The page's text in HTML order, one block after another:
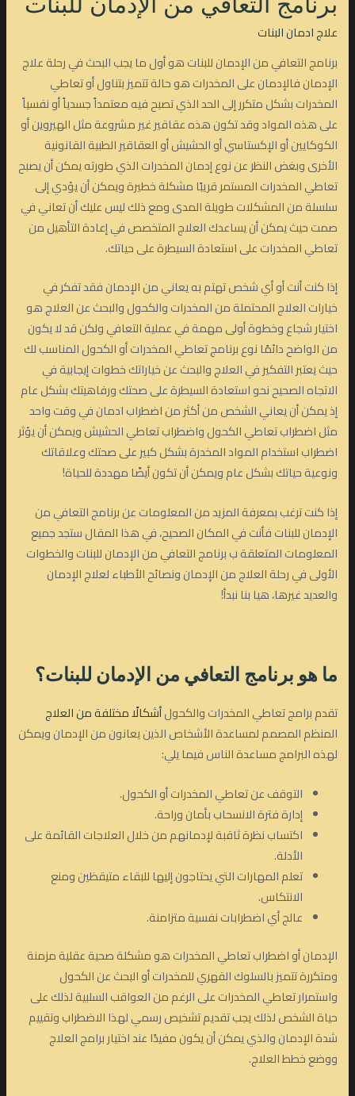
علاج ادمان البنات
برنامج التعافي من الإدمان للبنات هو أول ما يجب البحث في رحلة علاج
الإدمان فالإدمان على المخدرات هو حالة تتميز بتناول أو تعاطي
المخدرات بشكل متكرر إلى الحد الذي تصبح فيه معتمداً جسدياً أو نفسياً
على هذه المواد وقد تكون هذه عقاقير غير مشروعة مثل الهيروين أو
الكوكايين أو الإكستاسي أو الحشيش أو العقاقير الطبية القانونية
الأخرى وبغض النظر عن نوع إدمان المخدرات الذي طورته يمكن أن يصبح
تعاطي المخدرات المستمر قريبًا مشكلة خطيرة ويمكن أن يؤدي إلى
سلسلة من المشكلات طويلة المدى ومع ذلك ليس عليك أن تعاني في
صمت حيث يمكن أن يساعدك العلاج المتخصص في إعادة التأهيل من
تعاطي المخدرات على استعادة السيطرة على حياتك.
إذا كنت أنت أو أي شخص تهتم به يعاني من الإدمان فقد تفكر في
خيارات العلاج المحتملة من المخدرات والكحول والبحث عن العلاج هو
اختيار شجاع وخطوة أولى مهمة في عملية التعافي ولكن قد لا يكون
من الواضح دائمًا نوع برنامج تعاطي المخدرات أو الكحول المناسب لك
حيث يعتبر التفكير في العلاج والبحث عن خياراتك خطوات إيجابية في
الاتجاه الصحيح نحو استعادة السيطرة على صحتك ورفاهيتك بشكل عام
إذ يمكن أن يعاني الشخص من أكثر من اضطراب ادمان في وقت واحد
مثل اضطراب تعاطي الكحول واضطراب تعاطي الحشيش ويمكن أن يؤثر
اضطراب استخدام المواد المخدرة بشكل كبير على صحتك وعلاقاتك
ونوعية حياتك بشكل عام ويمكن أن تكون أيضًا مهددة للحياة!
إذا كنت ترغب بمعرفة المزيد من المعلومات عن برنامج التعافي من
الإدمان للبنات فأنت في المكان الصحيح، في هذا المقال ستجد جميع
المعلومات المتعلقة ب برنامج التعافي من الإدمان للبنات والخطوات
الأولى في رحلة العلاج من الإدمان ونصائح الأطباء لعلاج الإدمان
والعديد غيرها، هيا بنا نبدأ!
ما هو برنامج التعافي من الإدمان للبنات؟
تقدم برامج تعاطي المخدرات والكحولأشكالًا مختلفة من العلاج
المنظم المصمم لمساعدة الأشخاص الذين يعانون من الإدمان ويمكن
لهذه البرامج مساعدة الناس فيما يلي:
التوقف عن تعاطي المخدرات أو الكحول.
إدارة فترة الانسحاب بأمان وراحة.
اكتساب نظرة ثاقبة لإدمانهم من خلال العلاجات القائمة على
الأدلة.
تعلم المهارات التي يحتاجون إليها للبقاء متيقظين ومنع
الانتكاس.
عالج أي اضطرابات نفسية متزامنة.
الإدمان أو اضطراب تعاطي المخدرات هو مشكلة صحية عقلية مزمنة
ومتكررة تتميز بالسلوك القهري للمخدرات أو البحث عن الكحول
واستمرار تعاطي المخدرات على الرغم من العواقب السلبية لذلك على
حياة الشخص لذلك يجب تقديم تشخيص رسمي لهذا الاضطراب وتقييم
شدة الإدمان والذي يمكن أن يكون مفيدًا عند اختيار برامج العلاج
ووضع خطط العلاج.